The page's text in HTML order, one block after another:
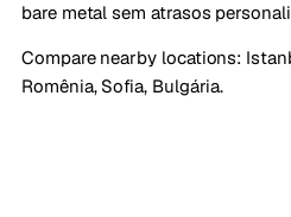
bare metal sem atrasos
Compare nearby locations:
Romênia, Sofia, Bulgária.